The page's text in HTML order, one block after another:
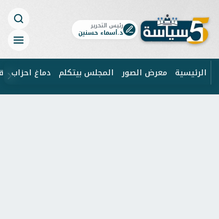
رئيس التحرير
د.أسماء حسنين
الرئيسية معرض الصور المجلس بيتكلم دماغ احزاب